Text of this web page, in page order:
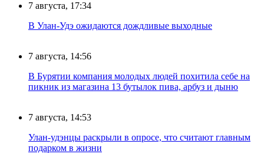
7 августа, 17:34
В Улан-Удэ ожидаются дождливые выходные
7 августа, 14:56
В Бурятии компания молодых людей похитила себе на
пикник из магазина 13 бутылок пива, арбуз и дыню
7 августа, 14:53
Улан-удэнцы раскрыли в опросе, что считают главным
подарком в жизни